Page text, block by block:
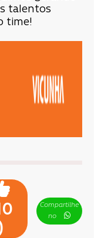
talentos
time!
Compartilhe
no